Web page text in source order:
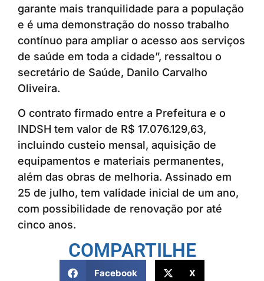
garante mais tranquilidade para a população
e é uma demonstração do nosso trabalho
contínuo para ampliar o acesso aos serviços
de saúde em toda a cidade”, ressaltou o
secretário de Saúde, Danilo Carvalho
Oliveira.
O contrato firmado entre a Prefeitura e o
INDSH tem valor de R$ 17.076.129,63,
incluindo custeio mensal, aquisição de
equipamentos e materiais permanentes,
além das obras de melhoria. Assinado em
25 de julho, tem validade inicial de um ano,
com possibilidade de renovação por até
cinco anos.
COMPARTILHE
Facebook X